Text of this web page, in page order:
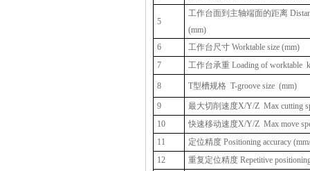
5
工作台面到主轴端面的距离
(mm)
6
工作台尺寸 Worktable size (mm)
7
工作台承重 Loading of worktable
8 T型槽规格 T-groove size (mm)
9 最大切削速度X/Y/Z Max cutting
10
快速移动速度X/Y/Z Max move
11
定位精度 Positioning accuracy
12
重复定位精度 Repetitive